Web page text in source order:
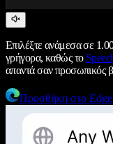
Επιλέξτε ανάμεσα σε
γρήγορα, καθώς το
απαντά σαν προσωπικός
Προσθήκη στο Edge